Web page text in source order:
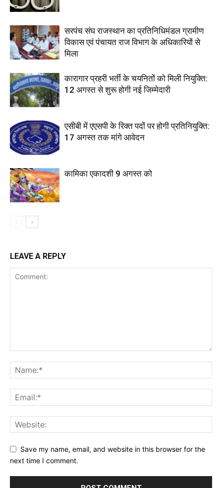
सरपंच संघ राजस्थान का प्रतिनिधिमंडल ग्रामीण
विकास एवं पंचायत राज विभाग के अधिकारियों से
मिला
कारागार प्रहरी भर्ती के चयनितों को मिली नियुक्ति:
12 अगस्त से शुरू होगी नई जिम्मेदारी
एसीबी में एएसपी के रिक्त पदों पर होगी प्रतिनियुक्ति:
17 अगस्त तक मांगे आवेदन
कामिका एकादशी 9 अगस्त को
LEAVE A REPLY
Save my name, email, and website in this browser for the
next time I comment.